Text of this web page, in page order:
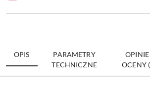
OPIS
PARAMETRY
TECHNICZNE
OPINIE
OCENY